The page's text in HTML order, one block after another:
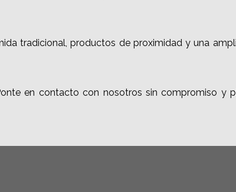
tradicional, productos de proximidad y una
en contacto con nosotros sin compromiso y